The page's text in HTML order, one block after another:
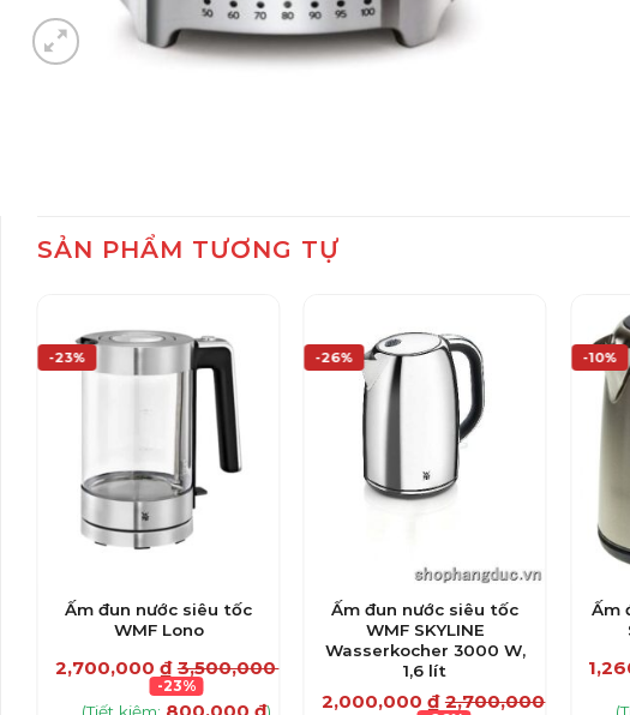
SẢN PHẨM TƯƠNG TỰ
-23%
Ấm đun nước siêu tốc
WMF Lono
2,700,000 ₫ 3,500,000
-23%
(Tiết kiệm: )
-26%
Ấm đun nước siêu tốc
WMF SKYLINE
Wasserkocher 3000 W,
1,6 lít
2,000,000 ₫ 2,700,000
-10%
Ấm